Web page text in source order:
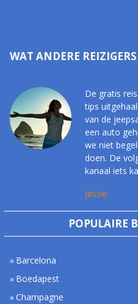
WAT ANDERE
De gratis
tips
van de
een auto
we niet
doen. De
kanaal iets
Jessie
POPULAIRE
Barcelona
Boedapest
Champagne